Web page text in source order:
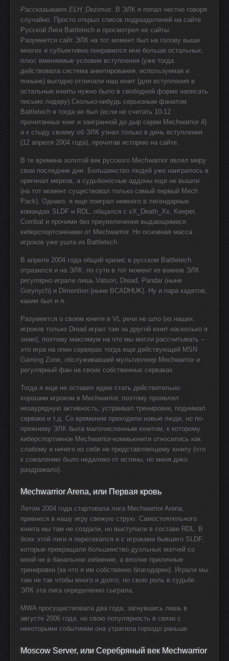
Рассказывает ELH_Dezimus. В ЭЛК я попал честно говоря
случайно. Просто открыл список подразделений на сайте
Русской Лиги Battletech и просмотрел их сайты.
Разумеется сайт ЭЛК на тот момент был на голову выше
многих и субъективно понравился мне больше остальных,
плюс вменяемые условия вступления (уже тогда
действовала система анкетирования, используемая и
поныне) выгодно отличали наш юнит (для вступления в
остальные юниты нужно было в свободной форме написать
письмо лидеру).Сколько-нибудь серьезным фанатом
Battletech я тогда не был (если не считать 10-12
прочитанных книг и заигранной до дыр серии Mechwarrior 4)
и к стыду своему об ЭЛК узнал только в день вступления
(12 апреля 2004 года), прочитав историю на сайте.
В те времена золотой век русского Mechwarrior являл миру
свои последние дни. Большинство людей уже наигралось в
оригинал мерков, а судьбоносные аддоны еще не вышли
(на тот момент существовал только самый первый Mech
Pack). Однако, я еще поиграл немного в легендарных
командах SLDF и RDL, общался с xX_Death_Xx, Keeper,
Combat и прочими без преувеличения выдающимися
киберспортсменами от Mechwarrior. Но основная масса
игроков уже ушла из Battletech.
В апреле 2004 года общий кризис в русском Battletech
отразился и на ЭЛК, по сути в тот момент из воинов ЭЛК
регулярно играли лишь Vatson, Dread, Pandar (ныне
Gorynych) и Dimention (ныне BCADHUK). Ну и пара кадетов,
каким был и я.
Разумеется о своем юните в VL речи не шло (из наших
игроков только Dread играл там за другой юнит насколько я
знаю), поэтому максимум на что мы могли рассчитывать –
это игра на опен серверах тогда еще действующей MSN
Gaming Zone, обслуживавшей мультиплеер Mechwarrior и
регулярный фан на своих собственных серваках.
Тогда я еще не оставил идею стать действительно
хорошим игроком в Mechwarrior, поэтому проявлял
незаурядную активность, устраивал тренировки, поднимал
серваки и т.д. Со временем приходили новые люди, но по-
прежнему ЭЛК была малочисленным юнитом, к которому
киберспортивное Mechwarrior-коммьюнити относились как
слабому и ничего из себя не представляющему юниту (что
к сожалению было недалеко от истины, но меня дико
раздражало).
Mechwarrior Arena, или Первая кровь
Летом 2004 года стартовала лига Mechwarrior Arena,
привнеся в нашу игру свежую струю. Самостоятельного
юнита мы там не создали, но выступали в составе RDL. В
боях этой лиги я пересекался и с игроками бывшего SLDF,
которые превращали большинство дуэльных матчей со
мной не в банальное избиение, а вполне приличные
тренировки (за что я им собственно благодарен). Играли мы
там не так чтобы много и долго, но свою роль в судьбе
ЭЛК эта лига определенно сыграла.
MWA просуществовала два года, загнувшись лишь в
августе 2006 года, но свою популярность в связи с
некоторыми событиями она утратила гораздо раньше.
Moscow Server, или Серебряный век Mechwarrior